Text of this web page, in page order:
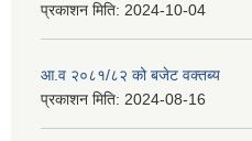
प्रकाशन मिति: 2024-10-04
आ.व २०८१/८२ को बजेट वक्तब्य
प्रकाशन मिति: 2024-08-16